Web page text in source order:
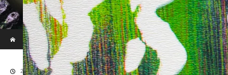
ホーム
ブログ
20170713hosei2
2017.07.13